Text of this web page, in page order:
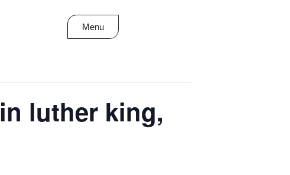
Menu
luther king,